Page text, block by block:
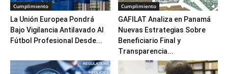
Cumplimiento
La Unión Europea Pondrá
Bajo Vigilancia Antilavado Al
Fútbol Profesional Desde...
Cumplimiento
GAFILAT Analiza en Panamá
Nuevas Estrategias Sobre
Beneficiario Final y
Transparencia...